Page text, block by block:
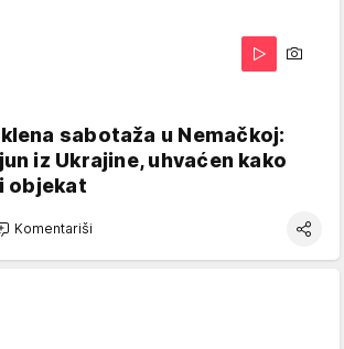
sabotaža u Nemačkoj:
iz Ukrajine, uhvaćen kako
objekat
Komentariši